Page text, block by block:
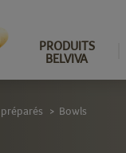
PRODUITS
BELVIVA
> Bowls